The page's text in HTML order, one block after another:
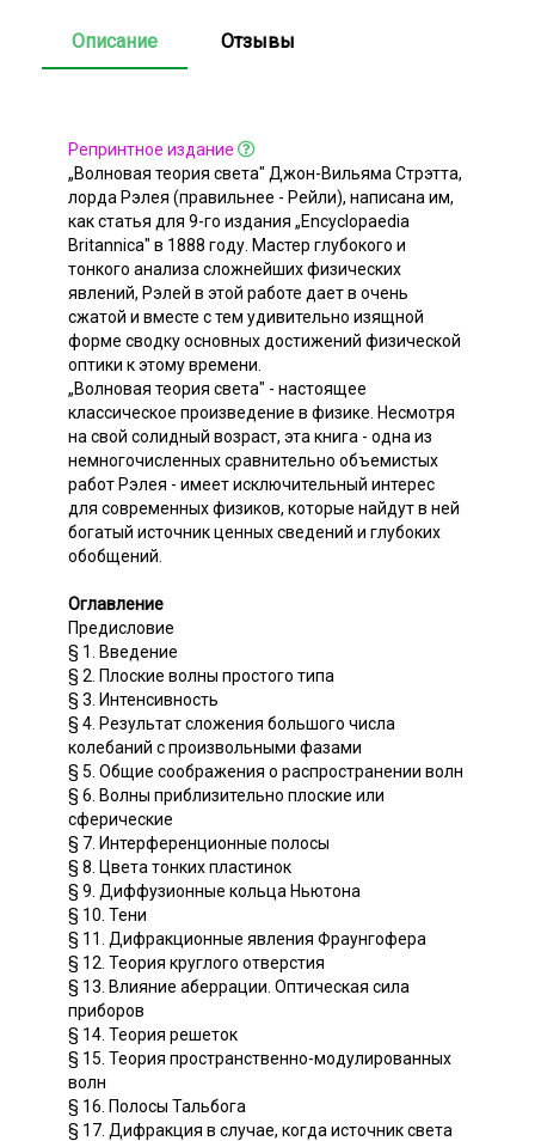
Описание Отзывы
Репринтное издание
„Волновая теория света" Джон-Вильяма Стрэтта,
лорда Рэлея (правильнее - Рейли), написана им,
как статья для 9-го издания „Encyclopaedia
Britannica" в 1888 году. Мастер глубокого и
тонкого анализа сложнейших физических
явлений, Рэлей в этой работе дает в очень
сжатой и вместе с тем удивительно изящной
форме сводку основных достижений физической
оптики к этому времени.
„Волновая теория света" - настоящее
классическое произведение в физике. Несмотря
на свой солидный возраст, эта книга - одна из
немногочисленных сравнительно объемистых
работ Рэлея - имеет исключительный интерес
для современных физиков, которые найдут в ней
богатый источник ценных сведений и глубоких
обобщений.
Оглавление
Предисловие
§ 1. Введение
§ 2. Плоские волны простого типа
§ 3. Интенсивность
§ 4. Результат сложения большого числа
колебаний с произвольными фазами
§ 5. Общие соображения о распространении волн
§ 6. Волны приблизительно плоские или
сферические
§ 7. Интерференционные полосы
§ 8. Цвета тонких пластинок
§ 9. Диффузионные кольца Ньютона
§ 10. Тени
§ 11. Дифракционные явления Фраунгофера
§ 12. Теория круглого отверстия
§ 13. Влияние аберрации. Оптическая сила
приборов
§ 14. Теория решеток
§ 15. Теория пространственно-модулированных
волн
§ 16. Полосы Тальбога
§ 17. Дифракция в случае, когда источник света